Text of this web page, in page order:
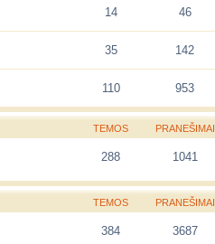
14 46
35 142
110 953
TEMOS PRANEŠIMAI
288 1041
TEMOS PRANEŠIMAI
384 3687